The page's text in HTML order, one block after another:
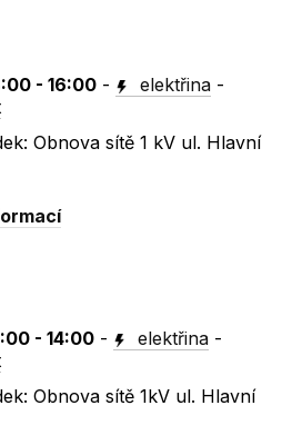
- 16:00 - elektřina -
Obnova sítě 1 kV ul. Hlavní
- 14:00 - elektřina -
Obnova sítě 1kV ul. Hlavní